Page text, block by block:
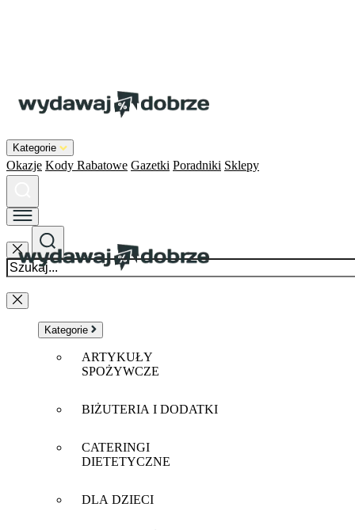
Kategorie
Okazje Kody Rabatowe Gazetki Poradniki Sklepy
Kategorie
ARTYKUŁY
SPOŻYWCZE
BIŻUTERIA I DODATKI
CATERINGI
DIETETYCZNE
DLA DZIECI